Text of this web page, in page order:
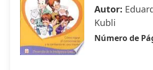
Autor:
Kubli
Número de